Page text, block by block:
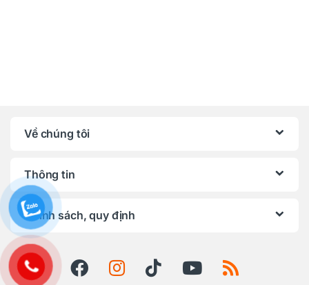
Về chúng tôi
Thông tin
Chính sách, quy định